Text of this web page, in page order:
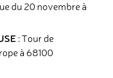
du 20 novembre à
: Tour de
à 68100